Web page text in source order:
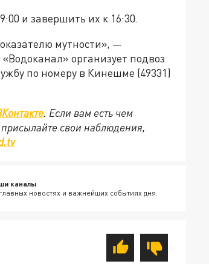
и завершить их к 16:30.
мутности», —
организует подвоз
по номеру в Кинешме (49331)
. Если вам есть чем
свои наблюдения,
каналы
новостях и важнейших событиях дня.